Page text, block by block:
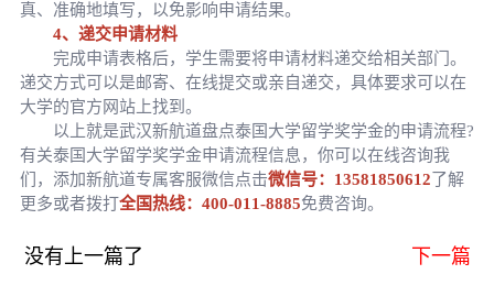
真、准确地填写，以免影响申请结果。
4、递交申请材料
完成申请表格后，学生需要将申请材料递交给相关部门。
递交方式可以是邮寄、在线提交或亲自递交，具体要求可以在
大学的官方网站上找到。
以上就是武汉新航道盘点泰国大学留学奖学金的申请流程?
有关泰国大学留学奖学金申请流程信息，你可以在线咨询我
们，添加新航道专属客服微信点击微信号：13581850612 了解
更多或者拨打全国热线：400-011-8885免费咨询。
没有上一篇了 下一篇